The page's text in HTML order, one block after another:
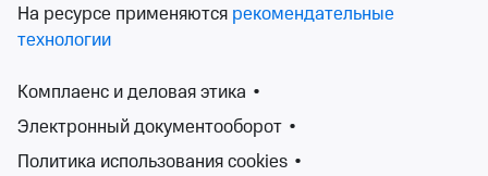
К сожалению, мы ничего не нашли
Попробуйте изменить ваш запрос
На ресурсе применяются рекомендательные
технологии
Комплаенс и деловая этика •
Электронный документооборот •
Политика использования cookies •